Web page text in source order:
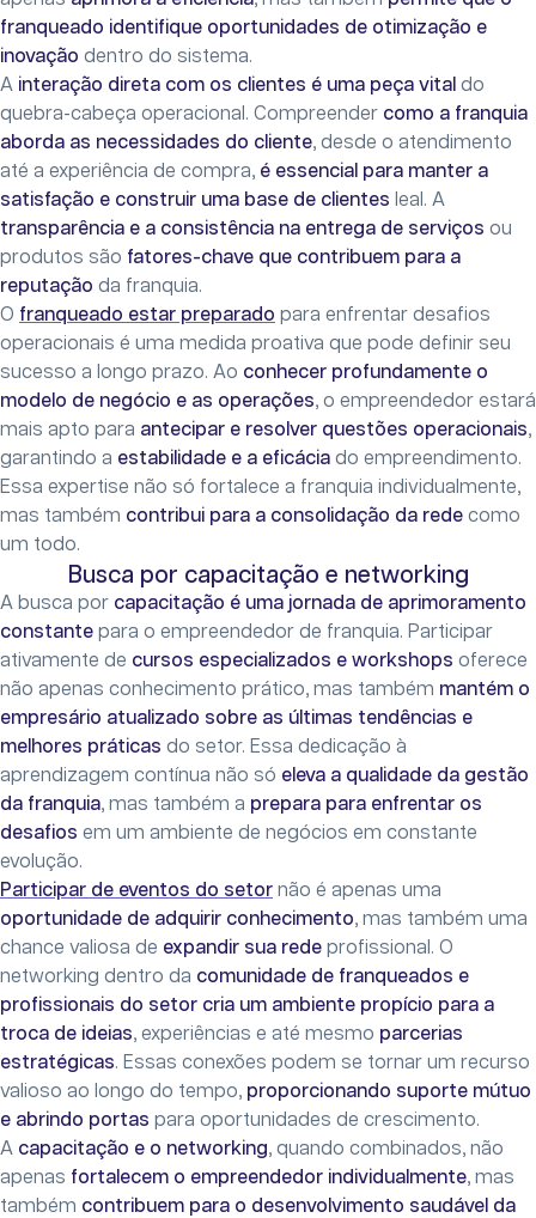
franqueado identifique oportunidades de otimização e
inovação dentro do sistema.
A interação direta com os clientes é uma peça vital do
quebra-cabeça operacional. Compreender como a franquia
aborda as necessidades do cliente, desde o atendimento
até a experiência de compra, é essencial para manter a
satisfação e construir uma base de clientes leal. A
transparência e a consistência na entrega de serviços ou
produtos são fatores-chave que contribuem para a
reputação da franquia.
O franqueado estar preparado para enfrentar desafios
operacionais é uma medida proativa que pode definir seu
sucesso a longo prazo. Ao conhecer profundamente o
modelo de negócio e as operações, o empreendedor estará
mais apto para antecipar e resolver questões operacionais,
garantindo a estabilidade e a eficácia do empreendimento.
Essa expertise não só fortalece a franquia individualmente,
mas também contribui para a consolidação da rede como
um todo.
Busca por capacitação e networking
A busca por capacitação é uma jornada de aprimoramento
constante para o empreendedor de franquia. Participar
ativamente de cursos especializados e workshops oferece
não apenas conhecimento prático, mas também mantém o
empresário atualizado sobre as últimas tendências e
melhores práticas do setor. Essa dedicação à
aprendizagem contínua não só eleva a qualidade da gestão
da franquia, mas também a prepara para enfrentar os
desafios em um ambiente de negócios em constante
evolução.
Participar de eventos do setor não é apenas uma
oportunidade de adquirir conhecimento, mas também uma
chance valiosa de expandir sua rede profissional. O
networking dentro da comunidade de franqueados e
profissionais do setor cria um ambiente propício para a
troca de ideias, experiências e até mesmo parcerias
estratégicas. Essas conexões podem se tornar um recurso
valioso ao longo do tempo, proporcionando suporte mútuo
e abrindo portas para oportunidades de crescimento.
A capacitação e o networking, quando combinados, não
apenas fortalecem o empreendedor individualmente, mas
também contribuem para o desenvolvimento saudável da